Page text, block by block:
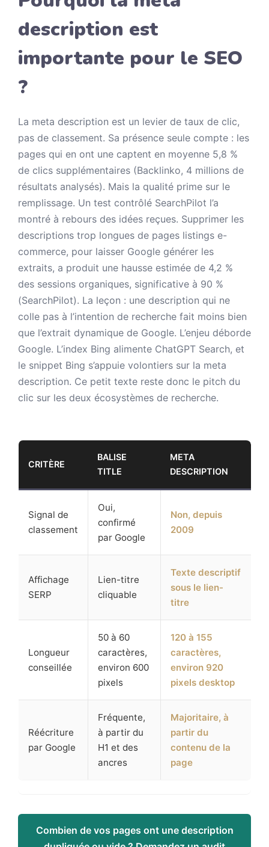
description est
importante pour le SEO
?
La meta description est un levier de taux de clic,
pas de classement. Sa présence seule compte : les
pages qui en ont une captent en moyenne 5,8 %
de clics supplémentaires (Backlinko, 4 millions de
résultats analysés). Mais la qualité prime sur le
remplissage. Un test contrôlé SearchPilot l’a
montré à rebours des idées reçues. Supprimer les
descriptions trop longues de pages listings e-
commerce, pour laisser Google générer les
extraits, a produit une hausse estimée de 4,2 %
des sessions organiques, significative à 90 %
(SearchPilot). La leçon : une description qui ne
colle pas à l’intention de recherche fait moins bien
que l’extrait dynamique de Google. L’enjeu déborde
Google. L’index Bing alimente ChatGPT Search, et
le snippet Bing s’appuie volontiers sur la meta
description. Ce petit texte reste donc le pitch du
clic sur les deux écosystèmes de recherche.
CRITÈRE
BALISE
TITLE
META
DESCRIPTION
Signal de
classement
Oui,
confirmé
par Google
Non, depuis
2009
Affichage
SERP
Lien-titre
cliquable
Texte descriptif
sous le lien-
titre
Longueur
conseillée
50 à 60
caractères,
environ 600
pixels
120 à 155
caractères,
environ 920
pixels desktop
Réécriture
par Google
Fréquente,
à partir du
H1 et des
ancres
Majoritaire, à
partir du
contenu de la
page
Combien de vos pages ont une description